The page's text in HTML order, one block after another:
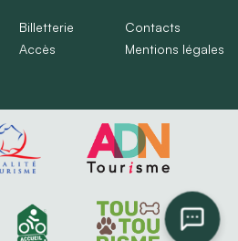
Billetterie
Accès
Contacts
Mentions légales